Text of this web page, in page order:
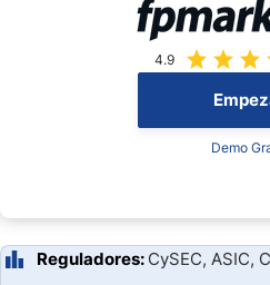
Comisiones sobre ETF CFD
Spreads de FP Markets
4.9
Demo
Reguladores: CySEC, ASIC,